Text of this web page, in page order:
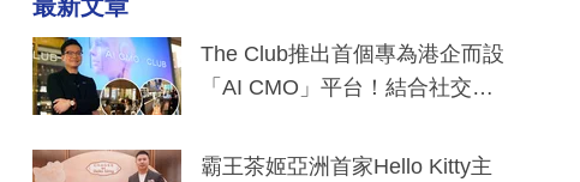
最新文章
The Club推出首個專為港企而設
「AI CMO」平台！結合社交聆
分鐘生成「貼地」宣傳短片
霸王茶姬亞洲首家Hello Kitty主